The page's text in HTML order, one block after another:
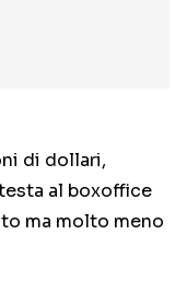
di dollari,
al boxoffice
ma molto meno